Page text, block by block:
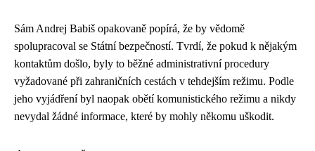
Sám Andrej Babiš opakovaně popírá, že by vědomě
spolupracoval se Státní bezpečností. Tvrdí, že pokud k nějakým
kontaktům došlo, byly to běžné administrativní procedury
vyžadované při zahraničních cestách v tehdejším režimu. Podle
jeho vyjádření byl naopak obětí komunistického režimu a nikdy
nevydal žádné informace, které by mohly někomu uškodit.